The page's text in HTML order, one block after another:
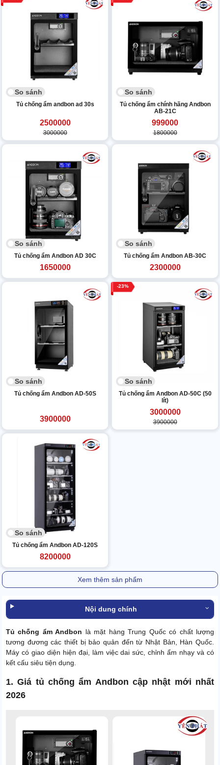
So sánh
Tủ chống ẩm andbon ad 30s
2500000
3000000
So sánh
Tủ chống ẩm chính hãng Andbon
AB-21C
999000
1800000
So sánh
Tủ chống ẩm Andbon AD 30C
1650000
So sánh
Tủ chống ẩm Andbon AB-30C
2300000
So sánh
Tủ chống ẩm Andbon AD-50S
3900000
23
So sánh
Tủ chống ẩm Andbon AD-50C (50
lít)
3000000
3900000
So sánh
Tủ chống ẩm Andbon AD-120S
8200000
Xem thêm sản phẩm
Nội dung chính
Tủ chống ẩm Andbon là mặt hàng Trung Quốc có chất lượng
tương đương các thiết bị bảo quản đến từ Nhật Bản, Hàn Quốc.
Máy có giao diện hiện đại, làm việc dai sức, chỉnh ẩm nhạy và có
kết cấu siêu tiện dụng.
1. Giá tủ chống ẩm Andbon cập nhật mới nhất
2026